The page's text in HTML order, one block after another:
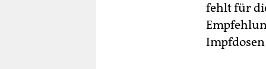
fehlt für